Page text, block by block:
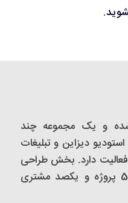
.
و یک مجموعه‌ چند
دیزاین و تبلیغات
1382 تاکنون فعالیت دارد. بخش طراحی
و تبلیغات اَفدستا بیش از 500 پروژه و یکصد مشتری